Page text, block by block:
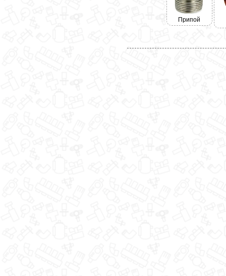
Припой